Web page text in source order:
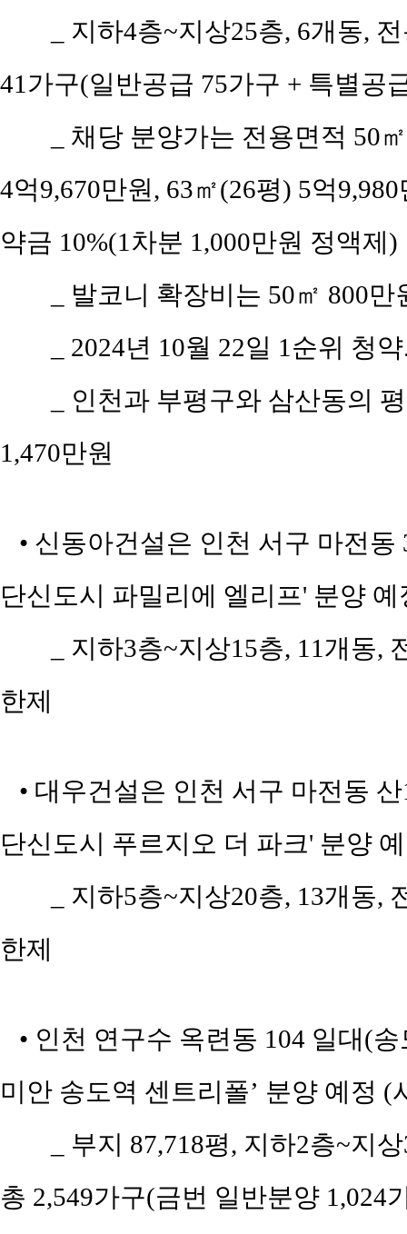
_ 지하4층~지상25층, 6개동,
41가구(일반공급 75가구 + 특별공
_ 채당 분양가는 전용면적 50
4억9,670만원, 63㎡(26평) 5억
약금 10%(1차분 1,000만원 정액제)
_ 발코니 확장비는 50㎡ 800
_ 2024년 10월 22일 1순위 청
_ 인천과 부평구와 삼산동의
1,470만원
• 신동아건설은 인천 서구 마전
단신도시 파밀리에 엘리프' 분양 예
_ 지하3층~지상15층, 11개동,
한제
• 대우건설은 인천 서구 마전동
단신도시 푸르지오 더 파크' 분양
_ 지하5층~지상20층, 13개동,
한제
• 인천 연구수 옥련동 104 일대(
미안 송도역 센트리폴’ 분양 예정
_ 부지 87,718평, 지하2층~지
총 2,549가구(금번 일반분양 1,024